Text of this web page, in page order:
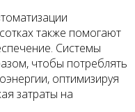
также помогают
Системы
чтобы потреблять
оптимизируя
затраты на